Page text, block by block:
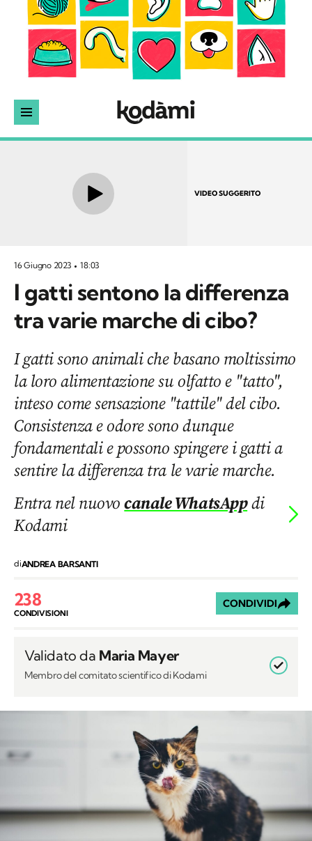
VIDEO SUGGERITO
16 Giugno 2023 18:03
I gatti sentono la differenza
tra varie marche di cibo?
I gatti sono animali che basano moltissimo
la loro alimentazione su olfatto e "tatto",
inteso come sensazione "tattile" del cibo.
Consistenza e odore sono dunque
fondamentali e possono spingere i gatti a
sentire la differenza tra le varie marche.
Entra nel nuovocanale WhatsAppdi
Kodami
diANDREA BARSANTI
238
CONDIVISIONI
CONDIVIDI
Validato da Maria Mayer
Membro del comitato scientifico di Kodami